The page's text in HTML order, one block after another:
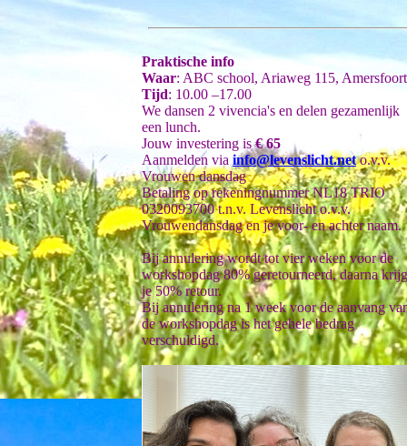
Praktische info
Waar: ABC school, Ariaweg 115, Amersfoort
Tijd: 10.00 –17.00
We dansen 2 vivencia's en delen gezamenlijk
een lunch.
Jouw investering is€ 65
Aanmelden via info@levenslicht.neto.v.v.
Vrouwen dansdag
Betaling op rekeningnummer NL18 TRIO
0320093700 t.n.v. Levenslicht o.v.v.
Vrouwendansdag en je voor- en achter naam.
Bij annulering wordt tot vier weken voor de
workshopdag 80% geretourneerd, daarna krijg
je 50% retour.
Bij annulering na 1 week voor de aanvang
de workshopdag is het gehele bedrag
verschuldigd.